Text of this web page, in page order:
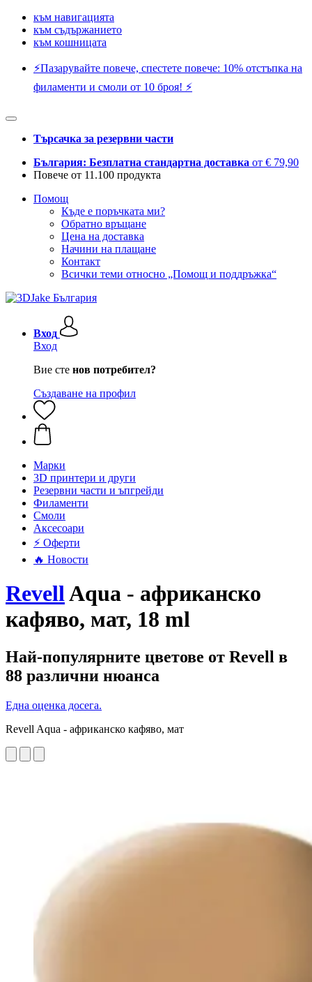
към навигацията
към съдържанието
към кошницата
⚡️Пазарувайте повече, спестете повече: 10% отстъпка на
филаменти и смоли от 10 броя! ⚡️
Търсачка за резервни части
България: Безплатна стандартна доставка от € 79,90
Повече от 11.100 продукта
Помощ
Къде е поръчката ми?
Обратно връщане
Цена на доставка
Начини на плащане
Контакт
Всички теми относно „Помощ и поддръжка“
Вход
Вход
Вие сте нов потребител?
Създаване на профил
Mарки
3D принтери и други
Резервни части и ъпгрейди
Филаменти
Смоли
Аксесоари
⚡ Оферти
🔥 Новости
RevellAqua - африканско
кафяво, мат, 18 ml
Най-популярните цветове от Revell в
88 различни нюанса
Една оценка досега.
Revell Aqua - африканско кафяво, мат